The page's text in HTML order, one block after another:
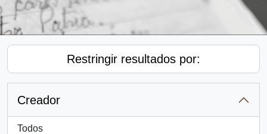
Restringir resultados por:
Creador
Todos